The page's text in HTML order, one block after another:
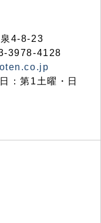
4-8-23
3978-4128
：第1土曜・日